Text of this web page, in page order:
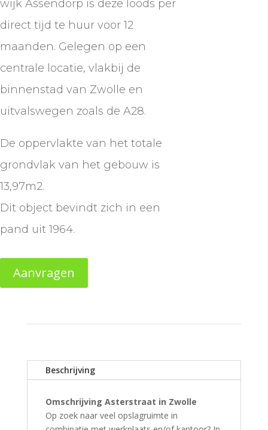
wijk Assendorp is deze loods per
direct tijd te huur voor 12
maanden. Gelegen op een
centrale locatie, vlakbij de
binnenstad van Zwolle en
uitvalswegen zoals de A28.
De oppervlakte van het totale
grondvlak van het gebouw is
13,97m2.
Dit object bevindt zich in een
pand uit 1964.
Aanvragen
Beschrijving
Omschrijving Asterstraat in Zwolle
Op zoek naar veel opslagruimte in